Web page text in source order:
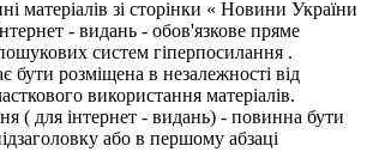
матеріалів зі сторінки « Новини України
- видань - обов'язкове пряме
систем гіперпосилання .
бути розміщена в незалежності від
використання матеріалів.
( для інтернет - видань) - повинна бути
або в першому абзаці